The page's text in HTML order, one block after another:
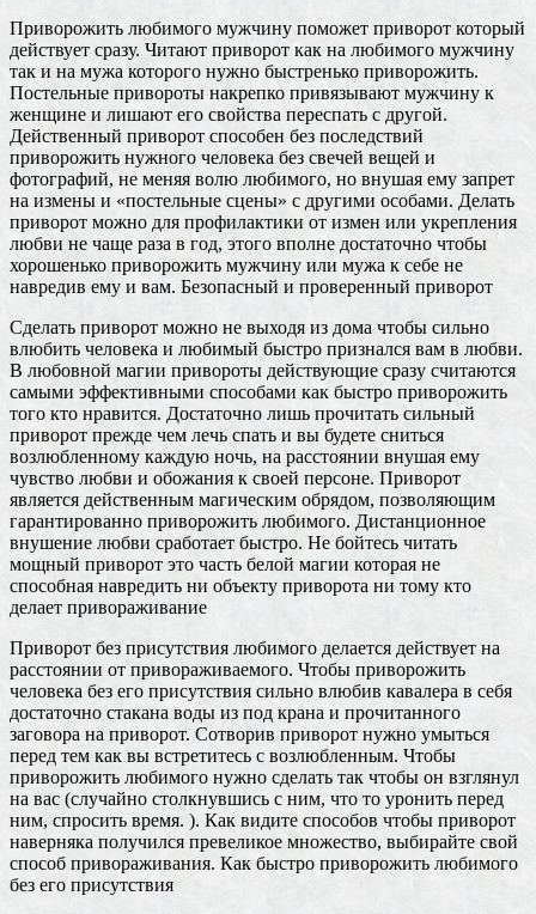
Приворожить любимого мужчину поможет приворот который
действует сразу. Читают приворот как на любимого мужчину
так и на мужа которого нужно быстренько приворожить.
Постельные привороты накрепко привязывают мужчину к
женщине и лишают его свойства переспать с другой.
Действенный приворот способен без последствий
приворожить нужного человека без свечей вещей и
фотографий, не меняя волю любимого, но внушая ему запрет
на измены и «постельные сцены» с другими особами. Делать
приворот можно для профилактики от измен или укрепления
любви не чаще раза в год, этого вполне достаточно чтобы
хорошенько приворожить мужчину или мужа к себе не
навредив ему и вам. Безопасный и проверенный приворот
Сделать приворот можно не выходя из дома чтобы сильно
влюбить человека и любимый быстро признался вам в любви.
В любовной магии привороты действующие сразу считаются
самыми эффективными способами как быстро приворожить
того кто нравится. Достаточно лишь прочитать сильный
приворот прежде чем лечь спать и вы будете сниться
возлюбленному каждую ночь, на расстоянии внушая ему
чувство любви и обожания к своей персоне. Приворот
является действенным магическим обрядом, позволяющим
гарантированно приворожить любимого. Дистанционное
внушение любви сработает быстро. Не бойтесь читать
мощный приворот это часть белой магии которая не
способная навредить ни объекту приворота ни тому кто
делает привораживание
Приворот без присутствия любимого делается действует на
расстоянии от привораживаемого. Чтобы приворожить
человека без его присутствия сильно влюбив кавалера в себя
достаточно стакана воды из под крана и прочитанного
заговора на приворот. Сотворив приворот нужно умыться
перед тем как вы встретитесь с возлюбленным. Чтобы
приворожить любимого нужно сделать так чтобы он взглянул
на вас (случайно столкнувшись с ним, что то уронить перед
ним, спросить время. ). Как видите способов чтобы приворот
наверняка получился превеликое множество, выбирайте свой
способ привораживания. Как быстро приворожить любимого
без его присутствия